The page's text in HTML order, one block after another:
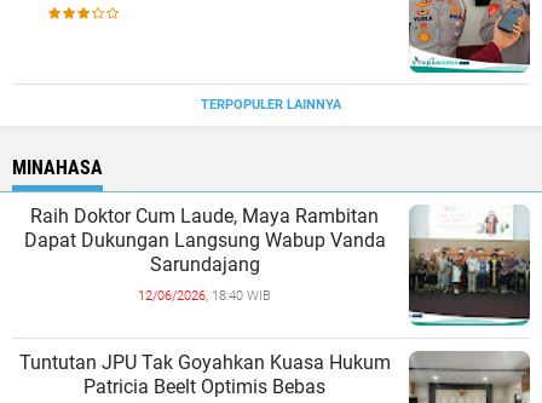
TERPOPULER LAINNYA
MINAHASA
Raih Doktor Cum Laude, Maya Rambitan
Dapat Dukungan Langsung Wabup Vanda
Sarundajang
12/06/2026, 18:40 WIB
Tuntutan JPU Tak Goyahkan Kuasa Hukum
Patricia Beelt Optimis Bebas